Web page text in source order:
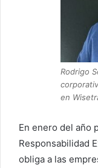
Rodrigo
en
En enero del año
Responsabilidad
obliga a las